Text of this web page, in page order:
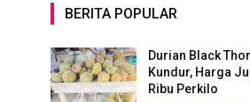
BERITA POPULAR
Durian Black
Kundur, Harga
Ribu Perkilo